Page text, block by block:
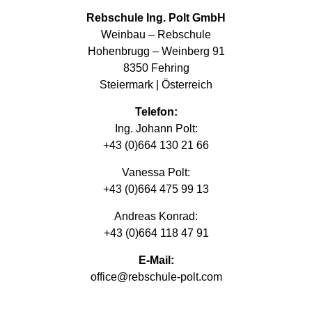
Rebschule Ing. Polt GmbH
Weinbau – Rebschule
Hohenbrugg – Weinberg 91
8350 Fehring
Steiermark | Österreich
Telefon:
Ing. Johann Polt:
+43 (0)664 130 21 66
Vanessa Polt:
+43 (0)664 475 99 13
Andreas Konrad:
+43 (0)664 118 47 91
E-Mail:
office@rebschule-polt.com